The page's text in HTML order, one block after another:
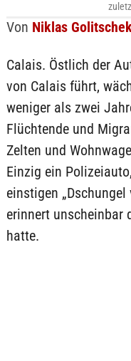
Von Niklas
Calais. Östlich der
von Calais führt,
weniger als zwei
Flüchtende und
Zelten und
Einzig ein
einstigen
erinnert unscheinbar
hatte.